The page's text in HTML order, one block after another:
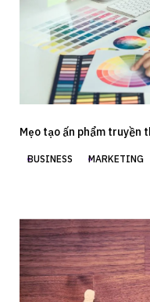
Mẹo tạo ấn phẩm truyền
BUSINESS MARKETING